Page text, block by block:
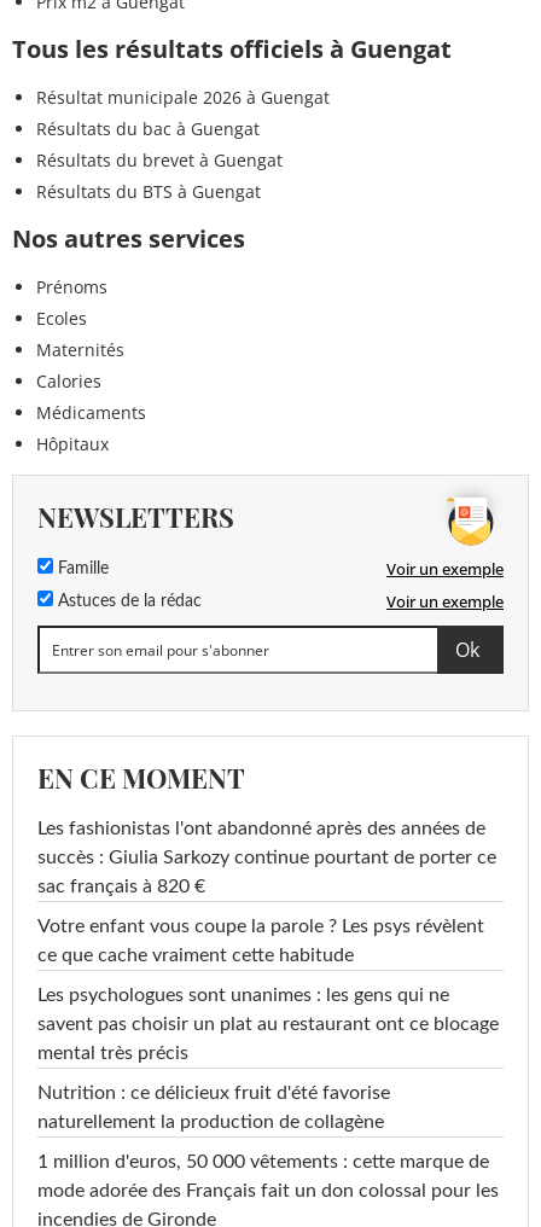
Tous les résultats officiels à Guengat
Résultat municipale 2026 à Guengat
Résultats du bac à Guengat
Résultats du brevet à Guengat
Résultats du BTS à Guengat
Nos autres services
Prénoms
Ecoles
Maternités
Calories
Médicaments
Hôpitaux
NEWSLETTERS
Famille Voir un exemple
Astuces de la rédac Voir un exemple
EN CE MOMENT
Les fashionistas l'ont abandonné après des années de
succès : Giulia Sarkozy continue pourtant de porter ce
sac français à 820 €
Votre enfant vous coupe la parole ? Les psys révèlent
ce que cache vraiment cette habitude
Les psychologues sont unanimes : les gens qui ne
savent pas choisir un plat au restaurant ont ce blocage
mental très précis
Nutrition : ce délicieux fruit d'été favorise
naturellement la production de collagène
1 million d'euros, 50 000 vêtements : cette marque de
mode adorée des Français fait un don colossal pour les
incendies de Gironde